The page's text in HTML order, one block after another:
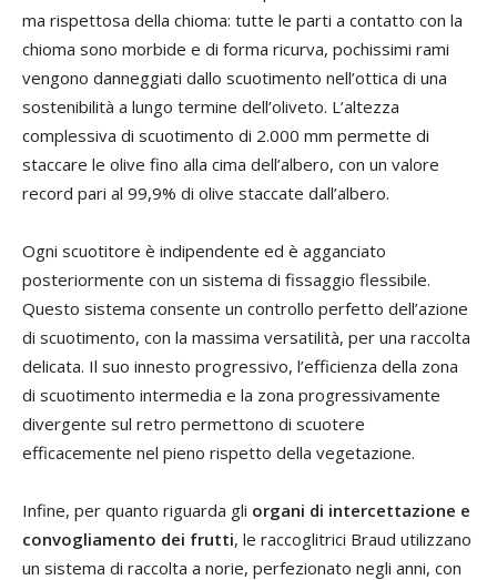
ma rispettosa della chioma: tutte le parti a contatto con la
chioma sono morbide e di forma ricurva, pochissimi rami
vengono danneggiati dallo scuotimento nell’ottica di una
sostenibilità a lungo termine dell’oliveto. L’altezza
complessiva di scuotimento di 2.000 mm permette di
staccare le olive fino alla cima dell’albero, con un valore
record pari al 99,9% di olive staccate dall’albero.
Ogni scuotitore è indipendente ed è agganciato
posteriormente con un sistema di fissaggio flessibile.
Questo sistema consente un controllo perfetto dell’azione
di scuotimento, con la massima versatilità, per una raccolta
delicata. Il suo innesto progressivo, l’efficienza della zona
di scuotimento intermedia e la zona progressivamente
divergente sul retro permettono di scuotere
efficacemente nel pieno rispetto della vegetazione.
Infine, per quanto riguarda gli organi di intercettazione e
convogliamento dei frutti, le raccoglitrici Braud utilizzano
un sistema di raccolta a norie, perfezionato negli anni, con